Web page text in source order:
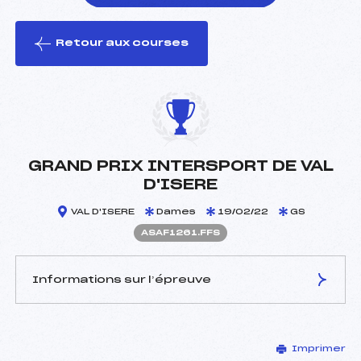
le ski
Retour aux courses
GRAND PRIX INTERSPORT DE VAL
D'ISERE
VAL D'ISERE Dames 19/02/22 GS
ASAF1261.FFS
Informations sur l’épreuve
MAITRE RAYMOND (SA)
Imprimer